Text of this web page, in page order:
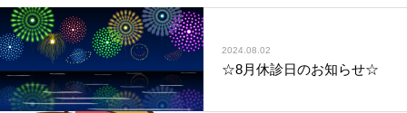
2024.08.02
☆8月休診日のお知らせ☆